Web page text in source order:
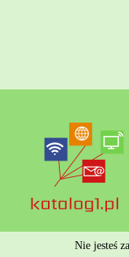
nerkowych. Kamienica
Specjalista realizuje się
stanu zdrowia, od razu
Nie jesteś